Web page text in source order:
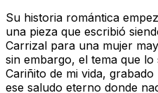
Su historia romántica
una pieza que escribió
Carrizal para una mujer
sin embargo, el tema que
Cariñito de mi vida, grabado
ese saludo eterno donde